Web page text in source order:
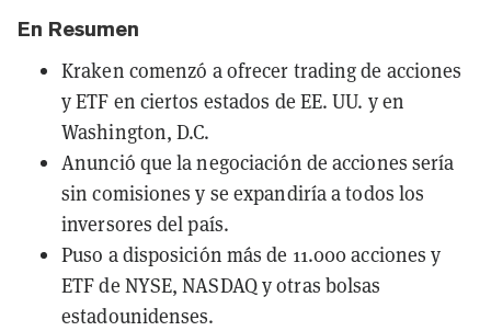
En Resumen
Kraken comenzó a ofrecer trading de acciones
y ETF en ciertos estados de EE. UU. y en
Washington, D.C.
Anunció que la negociación de acciones sería
sin comisiones y se expandiría a todos los
inversores del país.
Puso a disposición más de 11.000 acciones y
ETF de NYSE, NASDAQ y otras bolsas
estadounidenses.